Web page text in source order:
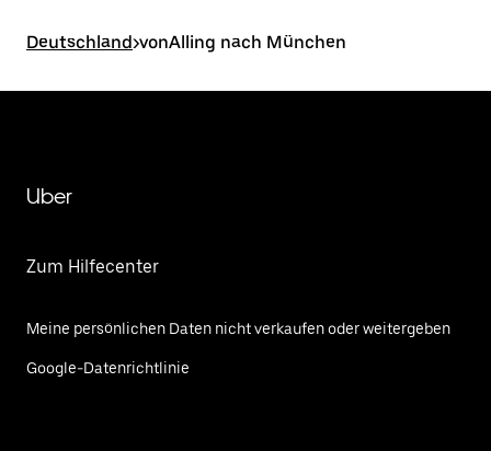
Deutschland>vonAlling nach München
Uber
Zum Hilfecenter
Meine persönlichen Daten nicht verkaufen oder weitergeben
Google-Datenrichtlinie